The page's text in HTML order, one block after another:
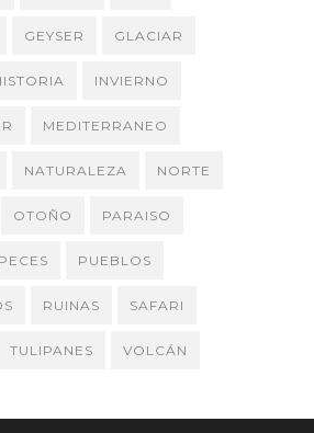
GEYSER GLACIAR
INVIERNO
MEDITERRANEO
NATURALEZA NORTE
OTOÑO PARAISO
PECES PUEBLOS
RUINAS SAFARI
TULIPANES VOLCÁN